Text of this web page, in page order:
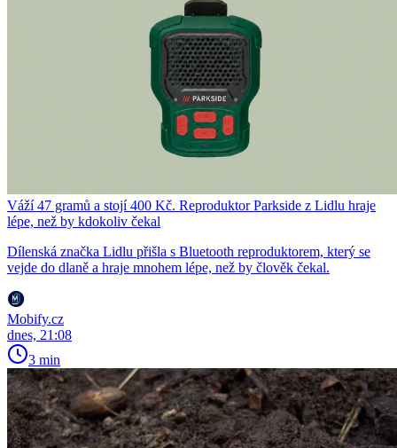
Váží 47 gramů a stojí 400 Kč. Reproduktor Parkside z Lidlu hraje
lépe, než by kdokoliv čekal
Dílenská značka Lidlu přišla s Bluetooth reproduktorem, který se
vejde do dlaně a hraje mnohem lépe, než by člověk čekal.
Mobify.cz
dnes, 21:08
3 min